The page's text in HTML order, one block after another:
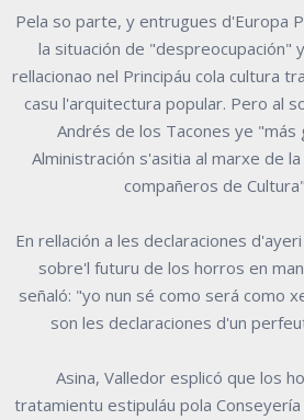
Pela so parte, y entrugues d'Europa
la situación de "despreocupación"
rellacionao nel Principáu cola cultura
casu l'arquitectura popular. Pero al
Andrés de los Tacones ye "más
Alministración s'asitia al marxe de
compañeros de
En rellación a les declaraciones
sobre'l futuru de los horros en
señaló: "yo nun sé como será como
son les declaraciones d'un
Asina, Valledor esplicó que los
tratamientu estipuláu pola